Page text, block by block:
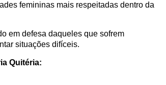
femininas mais respeitadas dentro da
em defesa daqueles que sofrem
situações difíceis.
Quitéria: